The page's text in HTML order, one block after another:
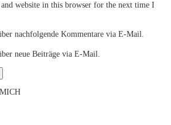
website in this browser for the next time I
nachfolgende Kommentare via E-Mail.
neue Beiträge via E-Mail.